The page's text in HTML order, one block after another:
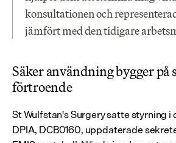
konsultationen och
jämfört med den tidigare
Säker användning bygger
förtroende
St Wulfstan's Surgery satte styrning
DPIA, DCB0160, uppdaterade